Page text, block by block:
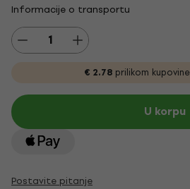
Informacije o transportu
€ 2.78prilikom kupovine
U korpu
Postavite pitanje